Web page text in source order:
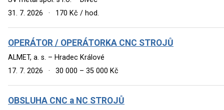
31. 7. 2026
· 170 Kč / hod.
OPERÁTOR / OPERÁTORKA CNC STROJŮ
ALMET, a. s. – Hradec Králové
17. 7. 2026
· 30 000 – 35 000 Kč
OBSLUHA CNC a NC STROJŮ